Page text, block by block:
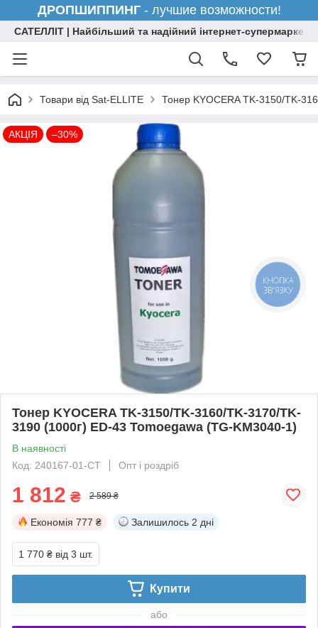
ДРОПШИППИНГ- лучшие возможности!
САТЕЛЛІТ | Найбільший та надійний інтернет-супермаркет
Товари від Sat-ELLITE Тонер KYOCERA TK-3150/TK-
АКЦІЯ –30%
Тонер KYOCERA TK-3150/TK-3160/TK-3170/TK-
3190 (1000г) ED-43 Tomoegawa (TG-KM3040-1)
В наявності
Код: 240167-01-СТ
Опт і роздріб
1 812 ₴ 2 589 ₴
Економія 777 ₴ Залишилось 2 дні
1 770 ₴ від 3 шт.
Купити
або
КНОПКА
ЗВ'ЯЗКУ